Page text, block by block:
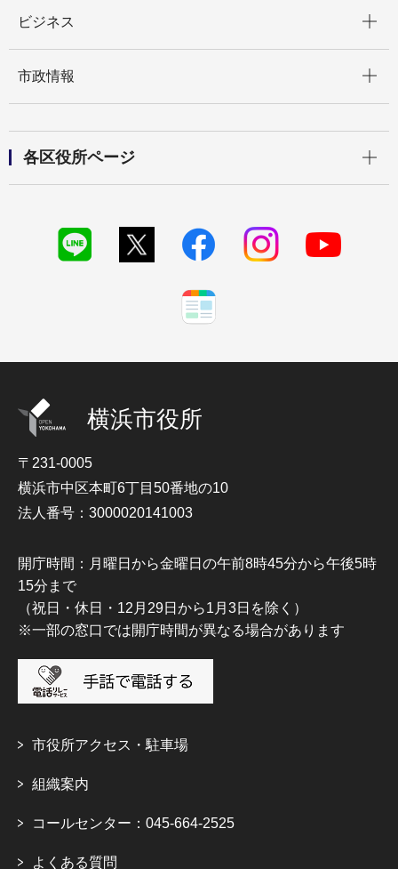
ビジネス
市政情報
各区役所ページ
横浜市役所
〒231-0005
横浜市中区本町6丁目50番地の10
法人番号：3000020141003
開庁時間：月曜日から金曜日の午前8時45分から午後5時
15分まで
（祝日・休日・12月29日から1月3日を除く）
※一部の窓口では開庁時間が異なる場合があります
市役所アクセス・駐車場
組織案内
コールセンター：045-664-2525
よくある質問